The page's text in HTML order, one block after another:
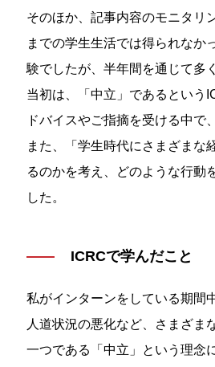
そのほか、記事内容のモニタリ
までの学生生活では得られなか
験でしたが、半年間を通じて多
当初は、「中立」であるという
ドバイスやご指摘を受ける中で
また、「学生時代にさまざまな
るのかを考え、どのような行動
した。
ICRCで学んだこと
私がインターンをしている期間
人道状況の悪化など、さまざま
一つである「中立」という理念